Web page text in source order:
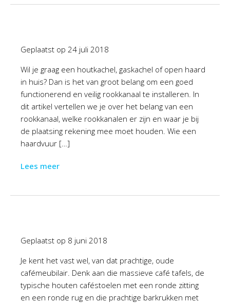
Geplaatst op 24 juli 2018
Wil je graag een houtkachel, gaskachel of open haard
in huis? Dan is het van groot belang om een goed
functionerend en veilig rookkanaal te installeren. In
dit artikel vertellen we je over het belang van een
rookkanaal, welke rookkanalen er zijn en waar je bij
de plaatsing rekening mee moet houden. Wie een
haardvuur […]
Lees meer
Geplaatst op 8 juni 2018
Je kent het vast wel, van dat prachtige, oude
cafémeubilair. Denk aan die massieve café tafels, de
typische houten caféstoelen met een ronde zitting
en een ronde rug en die prachtige barkrukken met